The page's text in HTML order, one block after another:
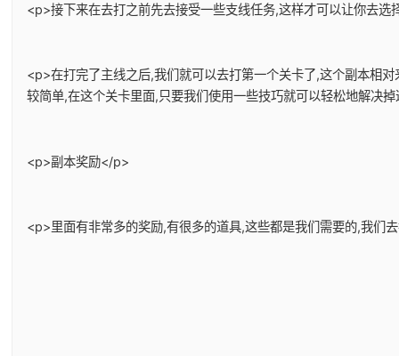
<p>接下来在去打之前先去接受一些支线任务,这样才可以让你去
<p>在打完了主线之后,我们就可以去打第一个关卡了,这个副本相
较简单,在这个关卡里面,只要我们使用一些技巧就可以轻松地解决
<p>副本奖励</p>
<p>里面有非常多的奖励,有很多的道具,这些都是我们需要的,我们